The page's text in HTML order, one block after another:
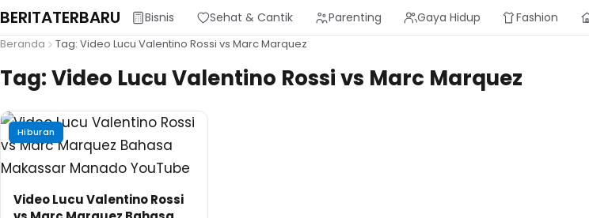
BERITATERBARU Bisnis Sehat & Cantik Parenting Gaya Hidup Fashion
Beranda Tag: Video Lucu Valentino Rossi vs Marc Marquez
Tag:Video Lucu Valentino Rossi vs Marc Marquez
Hiburan
Video Lucu Valentino Rossi